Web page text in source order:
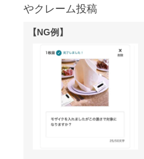
やクレーム投稿
【NG例】